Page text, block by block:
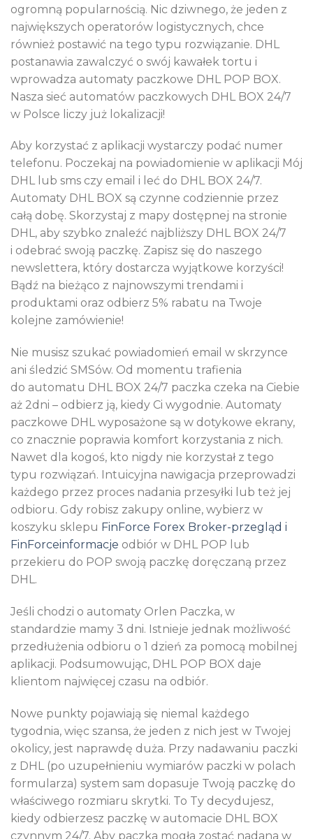
ogromną popularnością. Nic dziwnego, że jeden z
największych operatorów logistycznych, chce
również postawić na tego typu rozwiązanie. DHL
postanawia zawalczyć o swój kawałek tortu i
wprowadza automaty paczkowe DHL POP BOX.
Nasza sieć automatów paczkowych DHL BOX 24/7
w Polsce liczy już lokalizacji!
Aby korzystać z aplikacji wystarczy podać numer
telefonu. Poczekaj na powiadomienie w aplikacji Mój
DHL lub sms czy email i leć do DHL BOX 24/7.
Automaty DHL BOX są czynne codziennie przez
całą dobę. Skorzystaj z mapy dostępnej na stronie
DHL, aby szybko znaleźć najbliższy DHL BOX 24/7
i odebrać swoją paczkę. Zapisz się do naszego
newslettera, który dostarcza wyjątkowe korzyści!
Bądź na bieżąco z najnowszymi trendami i
produktami oraz odbierz 5% rabatu na Twoje
kolejne zamówienie!
Nie musisz szukać powiadomień email w skrzynce
ani śledzić SMSów. Od momentu trafienia
do automatu DHL BOX 24/7 paczka czeka na Ciebie
aż 2dni – odbierz ją, kiedy Ci wygodnie. Automaty
paczkowe DHL wyposażone są w dotykowe ekrany,
co znacznie poprawia komfort korzystania z nich.
Nawet dla kogoś, kto nigdy nie korzystał z tego
typu rozwiązań. Intuicyjna nawigacja przeprowadzi
każdego przez proces nadania przesyłki lub też jej
odbioru. Gdy robisz zakupy online, wybierz w
koszyku sklepu FinForce Forex Broker-przegląd i
FinForceinformacje odbiór w DHL POP lub
przekieru do POP swoją paczkę doręczaną przez
DHL.
Jeśli chodzi o automaty Orlen Paczka, w
standardzie mamy 3 dni. Istnieje jednak możliwość
przedłużenia odbioru o 1 dzień za pomocą mobilnej
aplikacji. Podsumowując, DHL POP BOX daje
klientom najwięcej czasu na odbiór.
Nowe punkty pojawiają się niemal każdego
tygodnia, więc szansa, że jeden z nich jest w Twojej
okolicy, jest naprawdę duża. Przy nadawaniu paczki
z DHL (po uzupełnieniu wymiarów paczki w polach
formularza) system sam dopasuje Twoją paczkę do
właściwego rozmiaru skrytki. To Ty decydujesz,
kiedy odbierzesz paczkę w automacie DHL BOX
czynnym 24/7. Aby paczka mogła zostać nadana w